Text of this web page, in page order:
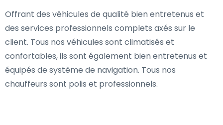
Offrant des véhicules de qualité bien entretenus et
des services professionnels complets axés sur le
client. Tous nos véhicules sont climatisés et
confortables, ils sont également bien entretenus et
équipés de système de navigation. Tous nos
chauffeurs sont polis et professionnels.